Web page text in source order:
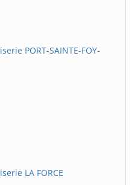
PORT-SAINTE-FOY-
LA FORCE